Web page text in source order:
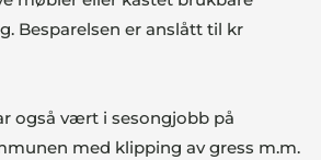
Besparelsen er anslått til kr
også vært i sesongjobb på
med klipping av gress m.m.